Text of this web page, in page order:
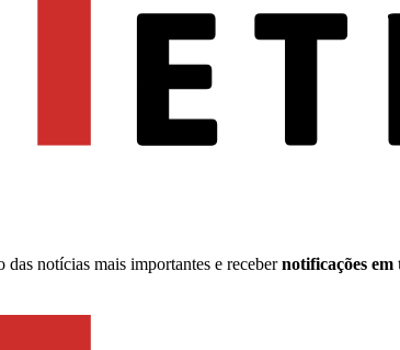
notícias mais importantes e receber notificações em